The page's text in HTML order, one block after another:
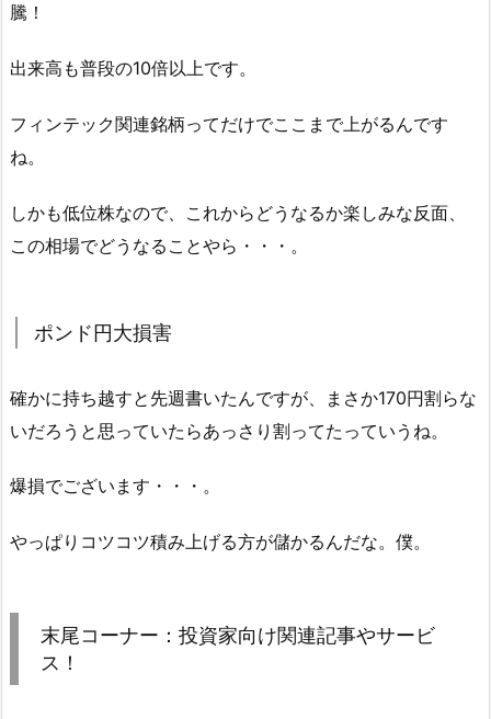
騰！
出来高も普段の10倍以上です。
フィンテック関連銘柄ってだけでここまで上がるんです
ね。
しかも低位株なので、これからどうなるか楽しみな反面、
この相場でどうなることやら・・・。
ポンド円大損害
確かに持ち越すと先週書いたんですが、まさか170円割らな
いだろうと思っていたらあっさり割ってたっていうね。
爆損でございます・・・。
やっぱりコツコツ積み上げる方が儲かるんだな。僕。
末尾コーナー：投資家向け関連記事やサービ
ス！